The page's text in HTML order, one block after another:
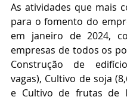
As atividades que mais
para o fomento do
em janeiro de 2024,
empresas de todos os
Construção de
vagas), Cultivo de soja
e Cultivo de frutas de